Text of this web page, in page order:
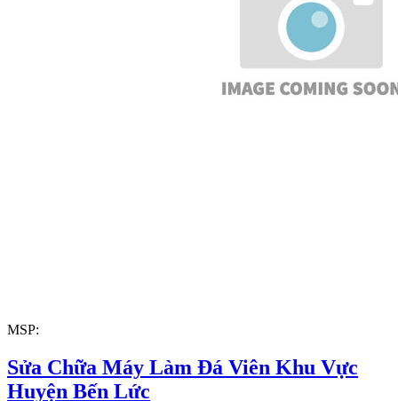
MSP:
Sửa Chữa Máy Làm Đá Viên Khu Vực
Huyện Bến Lức